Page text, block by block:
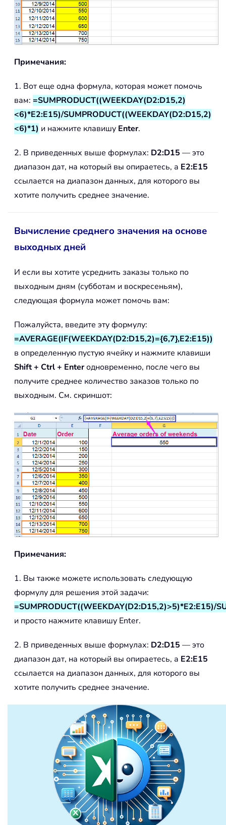
Примечания:
1. Вот еще одна формула, которая может помочь
вам: =SUMPRODUCT((WEEKDAY(D2:D15,2)
<6)*E2:E15)/SUMPRODUCT((WEEKDAY(D2:D15,2)
<6)*1) и нажмите клавишу Enter.
2. В приведенных выше формулах: D2:D15 — это
диапазон дат, на который вы опираетесь, а E2:E15
ссылается на диапазон данных, для которого вы
хотите получить среднее значение.
Вычисление среднего значения на основе
выходных дней
И если вы хотите усреднить заказы только по
выходным дням (субботам и воскресеньям),
следующая формула может помочь вам:
Пожалуйста, введите эту формулу:
=AVERAGE(IF(WEEKDAY(D2:D15,2)={6,7},E2:E15))
в определенную пустую ячейку и нажмите клавиши
Shift + Ctrl + Enterодновременно, после чего вы
получите среднее количество заказов только по
выходным. См. скриншот:
Примечания:
1. Вы также можете использовать следующую
формулу для решения этой задачи:
=SUMPRODUCT((WEEKDAY(D2:D15,2)>5)*E2:E15)/
и просто нажмите клавишу Enter.
2. В приведенных выше формулах: D2:D15 — это
диапазон дат, на который вы опираетесь, а E2:E15
ссылается на диапазон данных, для которого вы
хотите получить среднее значение.